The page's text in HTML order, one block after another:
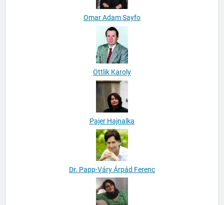
Omar Adam Sayfo
Ottlik Karoly
Pajer Hajnalka
Dr. Papp-Váry Árpád Ferenc